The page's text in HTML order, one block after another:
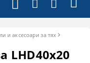
и аксесоари за тях
LHD40x20